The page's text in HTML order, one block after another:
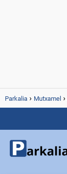
Parkalia Mutxamel